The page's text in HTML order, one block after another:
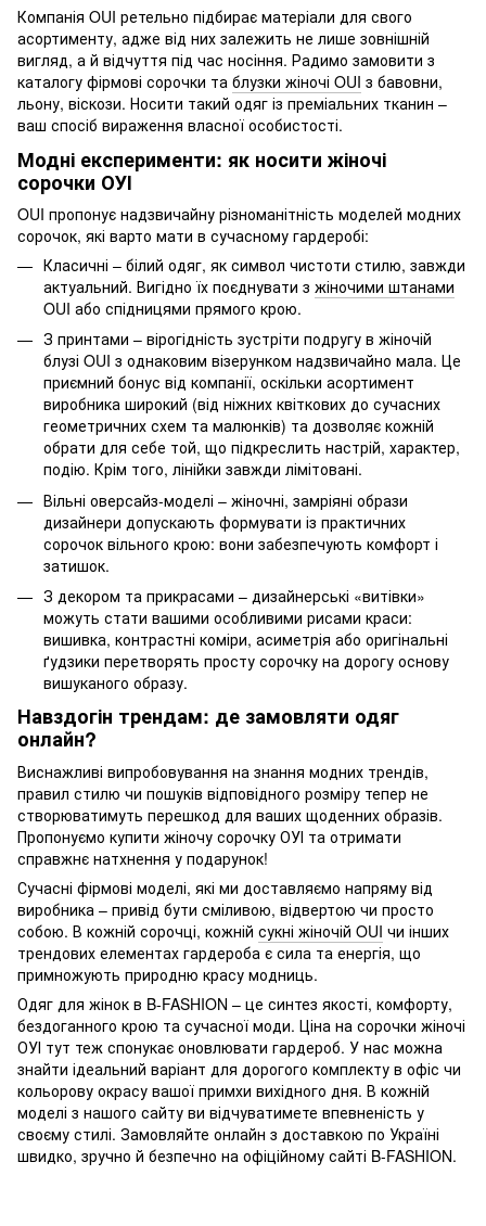
Компанія OUI ретельно підбирає матеріали для свого
асортименту, адже від них залежить не лише зовнішній
вигляд, а й відчуття під час носіння. Радимо замовити з
каталогу фірмові сорочки та блузки жіночі OUI з бавовни,
льону, віскози. Носити такий одяг із преміальних тканин –
ваш спосіб вираження власної особистості.
Модні експерименти: як носити жіночі
сорочки ОУІ
OUI пропонує надзвичайну різноманітність моделей модних
сорочок, які варто мати в сучасному гардеробі:
Класичні – білий одяг, як символ чистоти стилю, завжди
актуальний. Вигідно їх поєднувати з жіночими штанами
OUI або спідницями прямого крою.
З принтами – вірогідність зустріти подругу в жіночій
блузі OUI з однаковим візерунком надзвичайно мала. Це
приємний бонус від компанії, оскільки асортимент
виробника широкий (від ніжних квіткових до сучасних
геометричних схем та малюнків) та дозволяє кожній
обрати для себе той, що підкреслить настрій, характер,
подію. Крім того, лінійки завжди лімітовані.
Вільні оверсайз-моделі – жіночні, замріяні образи
дизайнери допускають формувати із практичних
сорочок вільного крою: вони забезпечують комфорт і
затишок.
З декором та прикрасами – дизайнерські «витівки»
можуть стати вашими особливими рисами краси:
вишивка, контрастні коміри, асиметрія або оригінальні
ґудзики перетворять просту сорочку на дорогу основу
вишуканого образу.
Навздогін трендам: де замовляти одяг
онлайн?
Виснажливі випробовування на знання модних трендів,
правил стилю чи пошуків відповідного розміру тепер не
створюватимуть перешкод для ваших щоденних образів.
Пропонуємо купити жіночу сорочку ОУІ та отримати
справжнє натхнення у подарунок!
Сучасні фірмові моделі, які ми доставляємо напряму від
виробника – привід бути сміливою, відвертою чи просто
собою. В кожній сорочці, кожній сукні жіночій OUI чи інших
трендових елементах гардероба є сила та енергія, що
примножують природню красу модниць.
Одяг для жінок в B-FASHION – це синтез якості, комфорту,
бездоганного крою та сучасної моди. Ціна на сорочки жіночі
ОУІ тут теж спонукає оновлювати гардероб. У нас можна
знайти ідеальний варіант для дорогого комплекту в офіс чи
кольорову окрасу вашої примхи вихідного дня. В кожній
моделі з нашого сайту ви відчуватимете впевненість у
своєму стилі. Замовляйте онлайн з доставкою по Україні
швидко, зручно й безпечно на офіційному сайті B-FASHION.